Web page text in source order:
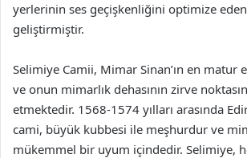
yerlerinin ses geçişkenliğini optimize
geliştirmiştir.
Selimiye Camii, Mimar Sinan’ın en
ve onun mimarlık dehasının zirve
etmektedir. 1568-1574 yılları arasında
cami, büyük kubbesi ile meşhurdur ve
mükemmel bir uyum içindedir. Selimiye,